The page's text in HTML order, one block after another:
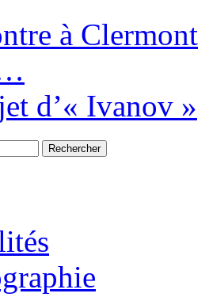
à Clermont
d’« Ivanov »